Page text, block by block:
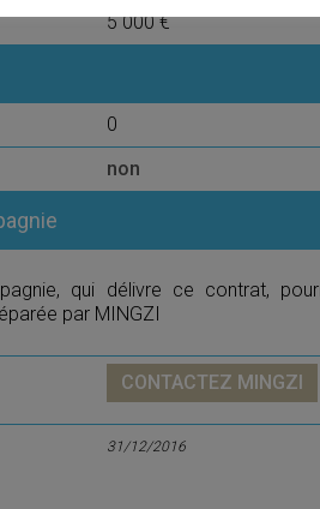
5 000 €
0
non
qui délivre ce contrat,
par MINGZI
CONTACTEZ MINGZI
31/12/2016